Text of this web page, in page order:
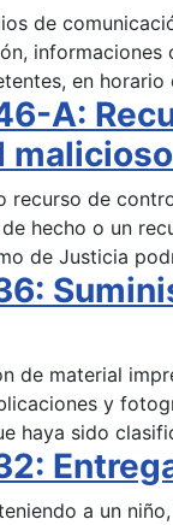
de
en
A:
recurso de
hecho o un
de Justicia
de material
y
haya sido
a un